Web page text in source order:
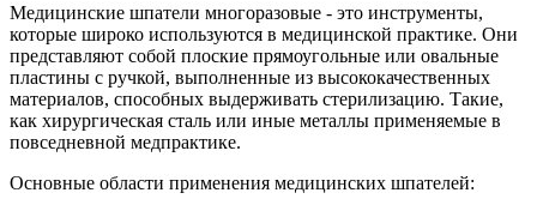
Медицинские шпатели многоразовые - это инструменты,
которые широко используются в медицинской практике. Они
представляют собой плоские прямоугольные или овальные
пластины с ручкой, выполненные из высококачественных
материалов, способных выдерживать стерилизацию. Такие,
как хирургическая сталь или иные металлы применяемые в
повседневной медпрактике.
Основные области применения медицинских шпателей: